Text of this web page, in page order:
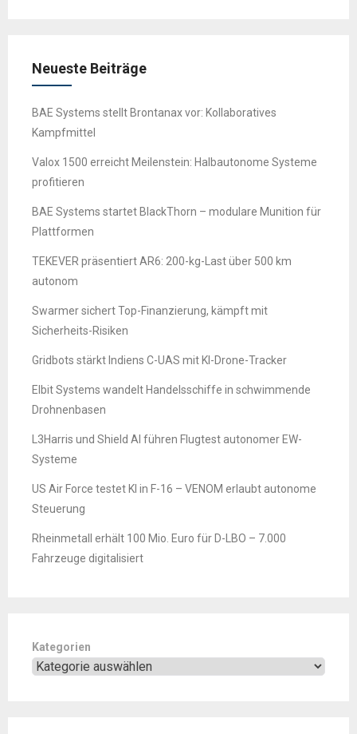
Neueste Beiträge
BAE Systems stellt Brontanax vor: Kollaboratives
Kampfmittel
Valox 1500 erreicht Meilenstein: Halbautonome Systeme
profitieren
BAE Systems startet BlackThorn – modulare Munition für
Plattformen
TEKEVER präsentiert AR6: 200-kg-Last über 500 km
autonom
Swarmer sichert Top-Finanzierung, kämpft mit
Sicherheits-Risiken
Gridbots stärkt Indiens C-UAS mit KI-Drone-Tracker
Elbit Systems wandelt Handelsschiffe in schwimmende
Drohnenbasen
L3Harris und Shield AI führen Flugtest autonomer EW-
Systeme
US Air Force testet KI in F-16 – VENOM erlaubt autonome
Steuerung
Rheinmetall erhält 100 Mio. Euro für D-LBO – 7.000
Fahrzeuge digitalisiert
Kategorien